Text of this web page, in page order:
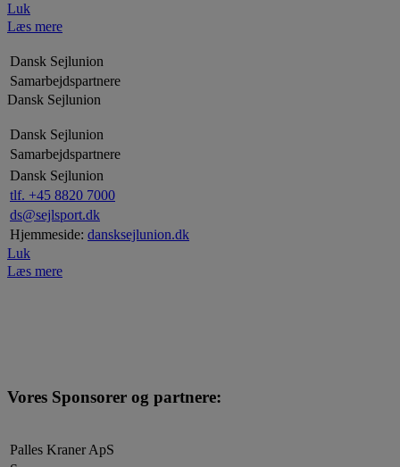
Luk
Læs mere
Dansk Sejlunion
Samarbejdspartnere
Dansk Sejlunion
Dansk Sejlunion
Samarbejdspartnere
Dansk Sejlunion
tlf. +45 8820 7000
ds@sejlsport.dk
Hjemmeside: dansksejlunion.dk
Luk
Læs mere
Vores Sponsorer og partnere:
Palles Kraner ApS